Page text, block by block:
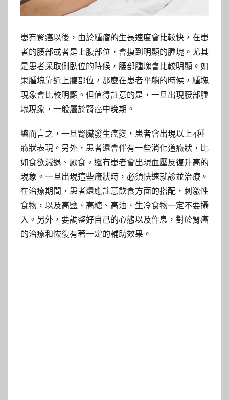
患有腎癌以後，由於腫瘤的生長速度會比較快，在患
者的腰部或者是上腹部位，會摸到明顯的腫塊。尤其
是患者采取側臥位的時候，腰部腫塊會比較明顯。如
果腫塊靠近上腹部位，那麼在患者平躺的時候，腫塊
現象會比較明顯。但值得註意的是，一旦出現腰部腫
塊現象，一般屬於腎癌中晚期。
總而言之，一旦腎臟發生癌變，患者會出現以上4種
癥狀表現。另外，患者還會伴有一些消化道癥狀，比
如食欲減退、厭食。還有患者會出現血壓反復升高的
現象。一旦出現這些癥狀時，必須快速就診並治療。
在治療期間，患者還應註意飲食方面的搭配，刺激性
食物，以及高鹽、高糖、高油、生冷食物一定不要攝
入。另外，要調整好自己的心態以及作息，對於腎癌
的治療和恢復有著一定的輔助效果。